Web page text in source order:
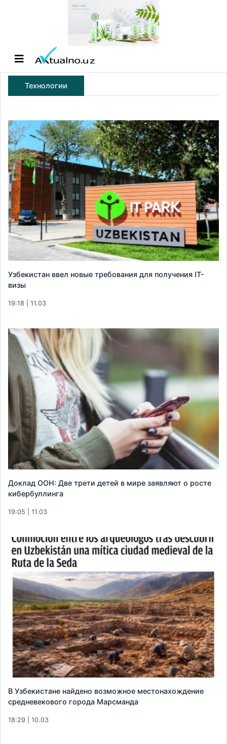
Технологии
Узбекистан ввел новые требования для получения IT-
визы
19:18 | 11.03
Доклад ООН: Две трети детей в мире заявляют о росте
кибербуллинга
19:05 | 11.03
В Узбекистане найдено возможное местонахождение
средневекового города Марсманда
18:29 | 10.03